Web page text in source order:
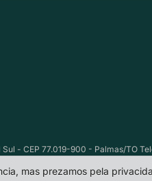
- CEP 77.019-900 - Palmas/TO
mas prezamos pela